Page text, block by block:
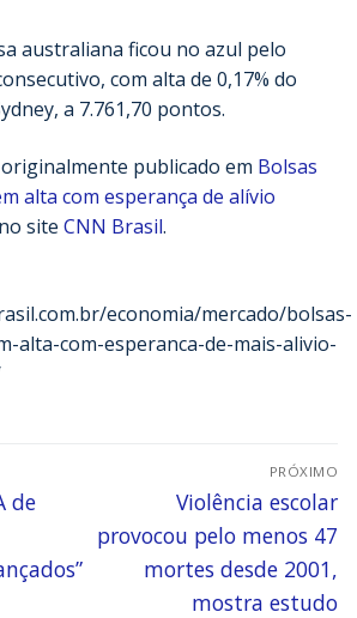
australiana ficou no azul pelo
com alta de 0,17% do
a 7.761,70 pontos.
publicado em Bolsas
alta com esperança de alívio
no site CNN Brasil.
economia/mercado/bolsas-
alta-com-esperanca-de-mais-alivio-
de
PRÓXIMO
Violência escolar
provocou pelo menos 47
mortes desde 2001,
mostra estudo